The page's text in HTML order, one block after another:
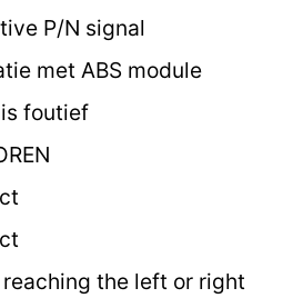
P/N signal
met ABS module
foutief
the left or right